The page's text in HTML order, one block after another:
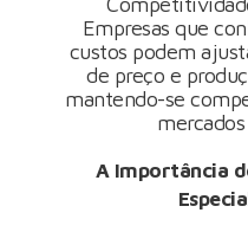
Empresas que
custos podem
de preço e
mantendo-se
A Importância